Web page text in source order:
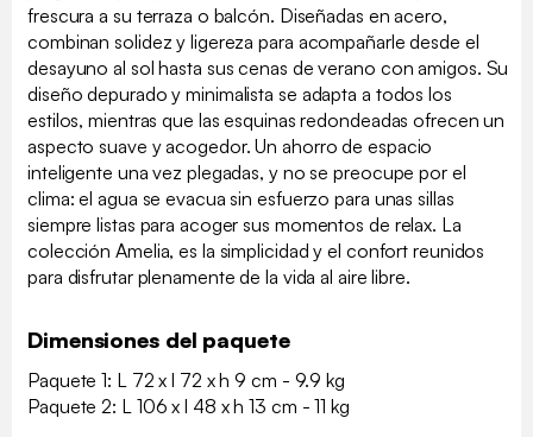
frescura a su terraza o balcón. Diseñadas en acero,
combinan solidez y ligereza para acompañarle desde el
desayuno al sol hasta sus cenas de verano con amigos. Su
diseño depurado y minimalista se adapta a todos los
estilos, mientras que las esquinas redondeadas ofrecen un
aspecto suave y acogedor. Un ahorro de espacio
inteligente una vez plegadas, y no se preocupe por el
clima: el agua se evacua sin esfuerzo para unas sillas
siempre listas para acoger sus momentos de relax. La
colección Amelia, es la simplicidad y el confort reunidos
para disfrutar plenamente de la vida al aire libre.
Dimensiones del paquete
Paquete 1: L 72 x l 72 x h 9 cm - 9.9 kg
Paquete 2: L 106 x l 48 x h 13 cm - 11 kg